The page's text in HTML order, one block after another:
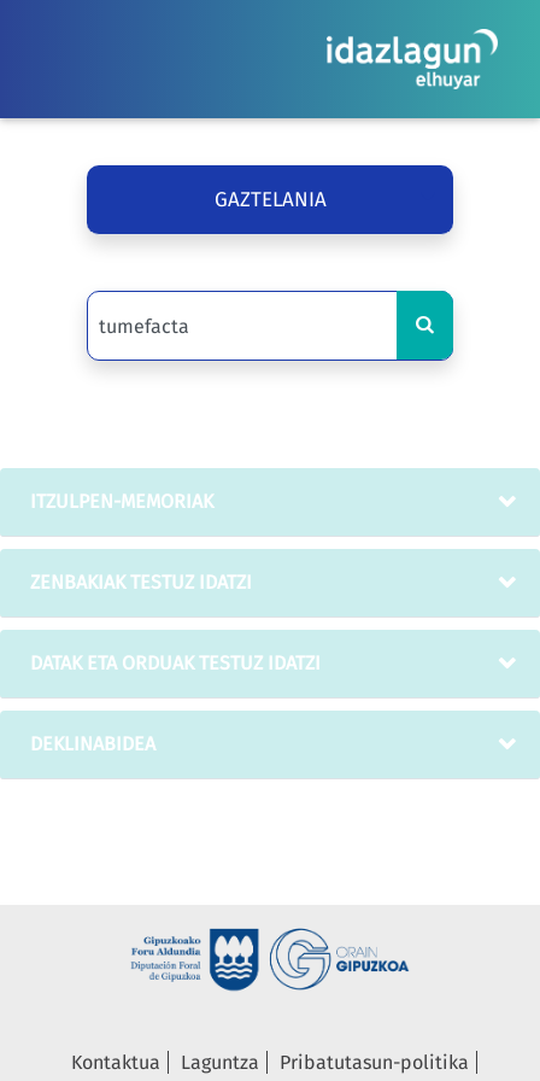
GAZTELANIA
ITZULPEN-MEMORIAK
ZENBAKIAK TESTUZ IDATZI
DATAK ETA ORDUAK TESTUZ IDATZI
DEKLINABIDEA
Kontaktua Laguntza
Pribatutasun-politika